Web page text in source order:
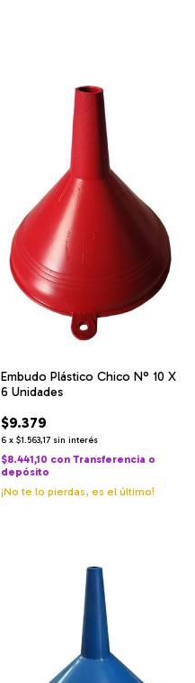
Embudo Plástico Chico N° 10 X
6 Unidades
$9.379
6 x $1.563,17 sin interés
$8.441,10 con Transferencia o
depósito
¡No te lo pierdas, es el último!